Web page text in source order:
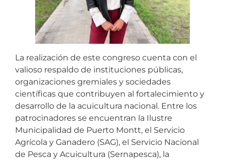
La realización de este congreso cuenta con el
valioso respaldo de instituciones públicas,
organizaciones gremiales y sociedades
científicas que contribuyen al fortalecimiento y
desarrollo de la acuicultura nacional. Entre los
patrocinadores se encuentran la Ilustre
Municipalidad de Puerto Montt, el Servicio
Agrícola y Ganadero (SAG), el Servicio Nacional
de Pesca y Acuicultura (Sernapesca), la